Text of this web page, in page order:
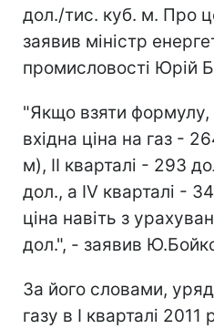
дол./тис. куб. м. Про
заявив міністр
промисловості Юрій
"Якщо взяти формулу,
вхідна ціна на газ -
м), II кварталі - 293
дол., а IV кварталі -
ціна навіть з
дол.", - заявив
За його словами,
газу в I кварталі